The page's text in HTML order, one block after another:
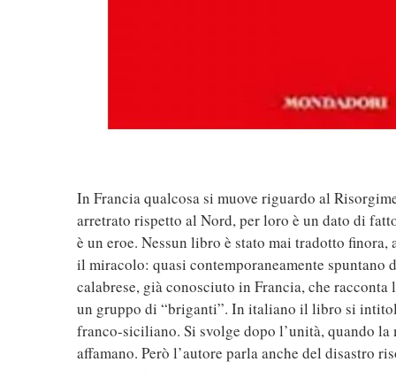
In Francia qualcosa si muove riguardo al
arretrato rispetto al Nord, per loro è un dato di
è un eroe. Nessun libro è stato mai tradotto
il miracolo: quasi contemporaneamente
calabrese, già conosciuto in Francia, che
un gruppo di “briganti”. In italiano il libro si
franco-siciliano. Si svolge dopo l’unità, quando
affamano. Però l’autore parla anche del disastro